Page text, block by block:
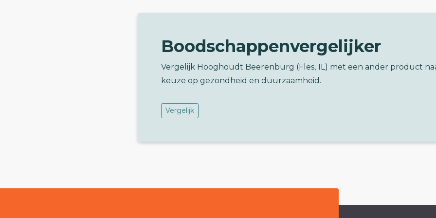
Boodschappenvergelijker
Vergelijk Hooghoudt Beerenburg (Fles, 1L) met een ander product
keuze op gezondheid en duurzaamheid.
Vergelijk